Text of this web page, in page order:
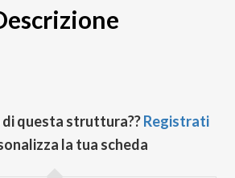
questa struttura??Registrati
la tua scheda